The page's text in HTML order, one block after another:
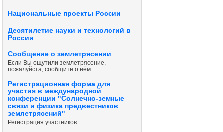
Национальные проекты России
Десятилетие науки и технологий в
России
Сообщение о землетрясении
Если Вы ощутили землетрясение,
пожалуйста, сообщите о нём
Регистрационная форма для
участия в международной
конференции "Солнечно-земные
связи и физика предвестников
землетрясений"
Регистрация участников